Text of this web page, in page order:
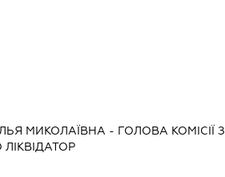
МИКОЛАЇВНА - ГОЛОВА КОМІСІЇ З